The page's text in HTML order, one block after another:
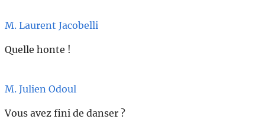
M. Laurent Jacobelli
Quelle honte !
M. Julien Odoul
Vous avez fini de danser ?